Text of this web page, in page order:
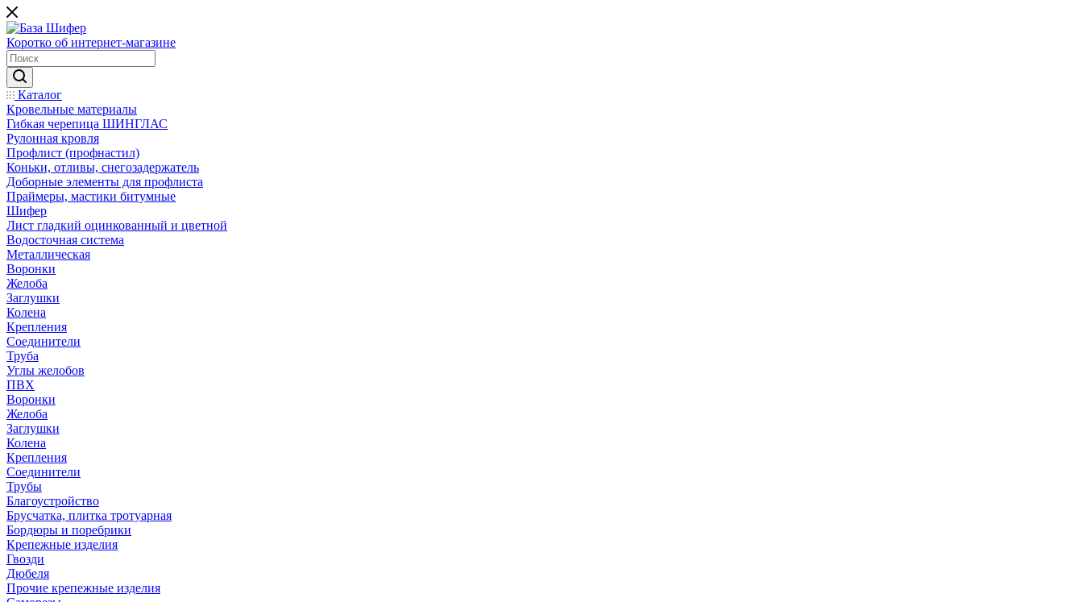
Коротко об интернет-магазине
Каталог
Кровельные материалы
Гибкая черепица ШИНГЛАС
Рулонная кровля
Профлист (профнастил)
Коньки, отливы, снегозадержатель
Доборные элементы для профлиста
Праймеры, мастики битумные
Шифер
Лист гладкий оцинкованный и цветной
Водосточная система
Металлическая
Воронки
Желоба
Заглушки
Колена
Крепления
Соединители
Труба
Углы желобов
ПВХ
Воронки
Желоба
Заглушки
Колена
Крепления
Соединители
Трубы
Благоустройство
Брусчатка, плитка тротуарная
Бордюры и поребрики
Крепежные изделия
Гвозди
Дюбеля
Прочие крепежные изделия